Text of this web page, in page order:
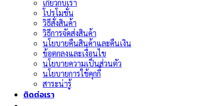
เกี่ยวกับเรา
โปรโมชั่น
วิธีสั่งสินค้า
วิธีการจัดส่งสินค้า
นโยบายคืนสินค้าและคืนเงิน
ข้อตกลงและเงื่อนไข
นโยบายความเป็นส่วนตัว
นโยบายการใช้คุกกี้
สาระน่ารู้
ติดต่อเรา